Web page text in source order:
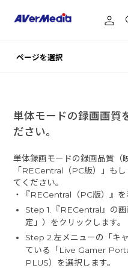
単体モードの録画画質
ださい。
単体録画モードの録画品質（
「RECentral（PC版）」も
てください。
・『RECentral（PC版）』を
Step 1.『RECentral』の
定」）をクリックします。
Step 2.左メニューの「キ
ている「Live Gamer
PLUS）を選択します。